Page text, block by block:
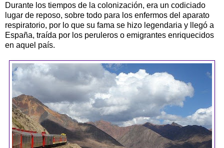
Durante los tiempos de la colonización, era un codiciado
lugar de reposo, sobre todo para los enfermos del aparato
respiratorio, por lo que su fama se hizo legendaria y llegó a
España, traída por los peruleros o emigrantes enriquecidos
en aquel país.